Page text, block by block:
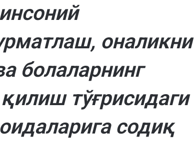
оналикни
болаларнинг
тўғрисидаги
содиқ